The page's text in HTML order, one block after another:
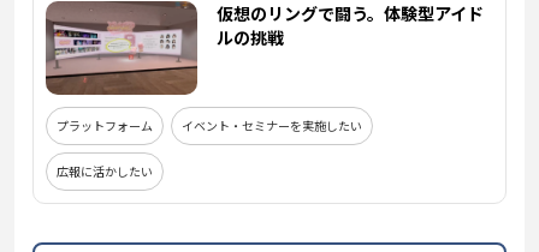
仮想のリングで闘う。体験型アイド
ルの挑戦
プラットフォーム イベント・セミナーを実施したい
広報に活かしたい